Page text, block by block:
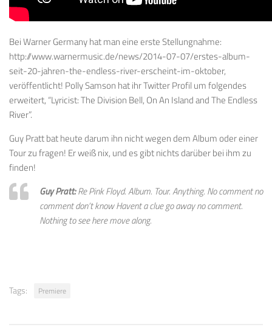
Bei Warner Germany hat man eine erste Stellungnahme:
http://www.warnermusic.de/news/2014-07-07/erstes-album-
seit-20-jahren-the-endless-river-erscheint-im-oktober,
veröffentlicht! Polly Samson hat ihr Twitter Profil um folgendes
erweitert, “Lyricist: The Division Bell, On An Island and The Endless
River”.
Guy Pratt bat heute darum ihn nicht wegen dem Album oder einer
Tour zu fragen! Er weiß nix, und es gibt nichts darüber bei ihm zu
finden!
Guy Pratt:Re Pink Floyd. Album. Tour. Anything. No comment no
comment don’t know Havent a clue go away no comment.
Nothing to see here move along.
Tags: Premiere